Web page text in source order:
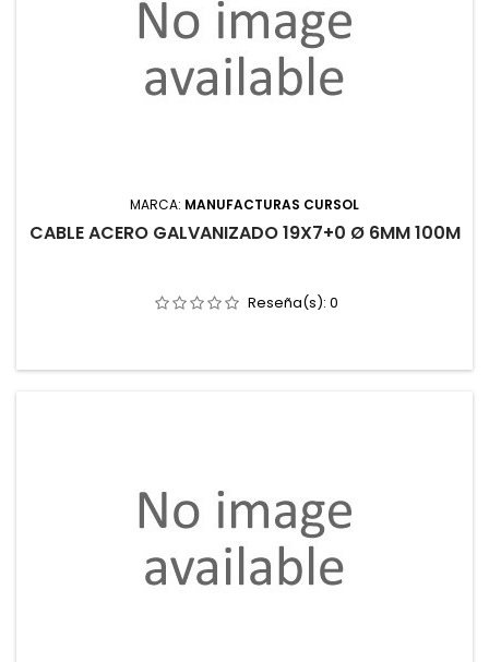
MARCA: MANUFACTURAS CURSOL
CABLE ACERO GALVANIZADO 19X7+0 Ø 6MM 100M
Reseña(s): 0